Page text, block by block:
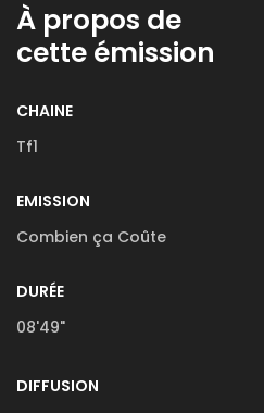
À propos de
cette émission
CHAINE
Tf1
EMISSION
Combien ça Coûte
DURÉE
08'49"
DIFFUSION